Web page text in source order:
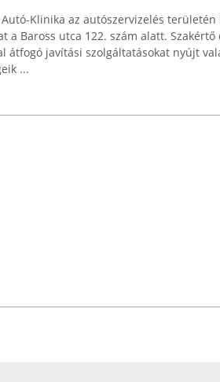
Klinika az autószervizelés
a Baross utca 122. szám alatt.
átfogó javítási szolgáltatásokat nyújt
...